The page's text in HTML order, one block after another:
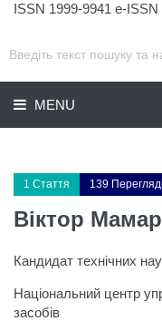
ISSN 1999-9941 e-ISSN
MENU
1 Стаття 139
Віктор
Кандидат технічних
Національний центр
засобів